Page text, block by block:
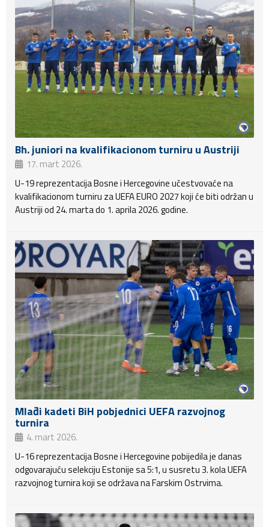
Bh. juniori na kvalifikacionom turniru u Austriji
17. mart 2026.
U-19 reprezentacija Bosne i Hercegovine učestvovaće na
kvalifikacionom turniru za UEFA EURO 2027 koji će biti održan u
Austriji od 24. marta do 1. aprila 2026. godine.
Mlađi kadeti BiH pobjednici UEFA razvojnog
turnira
4. mart 2026.
U-16 reprezentacija Bosne i Hercegovine pobijedila je danas
odgovarajuću selekciju Estonije sa 5:1, u susretu 3. kola UEFA
razvojnog turnira koji se održava na Farskim Ostrvima.